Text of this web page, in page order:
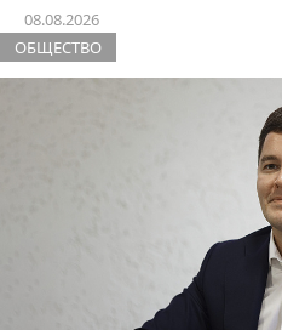
08.08.2026
ОБЩЕСТВО